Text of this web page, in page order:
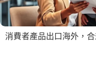
消費者產品出口海外，